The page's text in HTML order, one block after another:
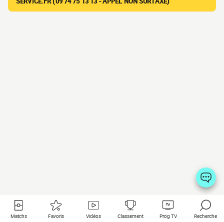
Matchs Favoris Vidéos Classement Prog TV Recherche